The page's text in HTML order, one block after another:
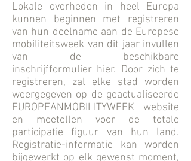
Lokale overheden in heel Europa
kunnen beginnen met registreren
van hun deelname aan de Europese
mobiliteitsweek van dit jaar invullen
van de beschikbare
inschrijfformulier hier. Door zich te
registreren, zal elke stad worden
weergegeven op de geactualiseerde
EUROPEANMOBILITYWEEK website
en meetellen voor de totale
participatie figuur van hun land.
Registratie-informatie kan worden
bijgewerkt op elk gewenst moment,